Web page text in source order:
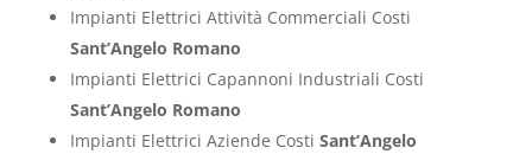
Impianti Elettrici Attività Commerciali Costi
Sant’Angelo Romano
Impianti Elettrici Capannoni Industriali Costi
Sant’Angelo Romano
Impianti Elettrici Aziende Costi Sant’Angelo